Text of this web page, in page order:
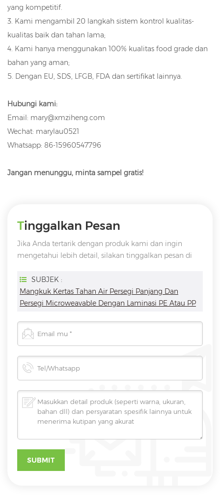
yang kompetitif.
3. Kami mengambil 20 langkah sistem kontrol kualitas-
kualitas baik dan tahan lama;
4. Kami hanya menggunakan 100% kualitas food grade dan
bahan yang aman;
5. Dengan EU, SDS, LFGB, FDA dan sertifikat lainnya.
Hubungi kami:
Email: mary@xmziheng.com
Wechat: marylau0521
Whatsapp: 86-15960547796
Jangan menunggu, minta sampel gratis!
Tinggalkan Pesan
Jika Anda tertarik dengan produk kami dan ingin
mengetahui lebih detail, silakan tinggalkan pesan di
SUBJEK :
Mangkuk Kertas Tahan Air Persegi Panjang Dan
Persegi Microweavable Dengan Laminasi PE Atau PP